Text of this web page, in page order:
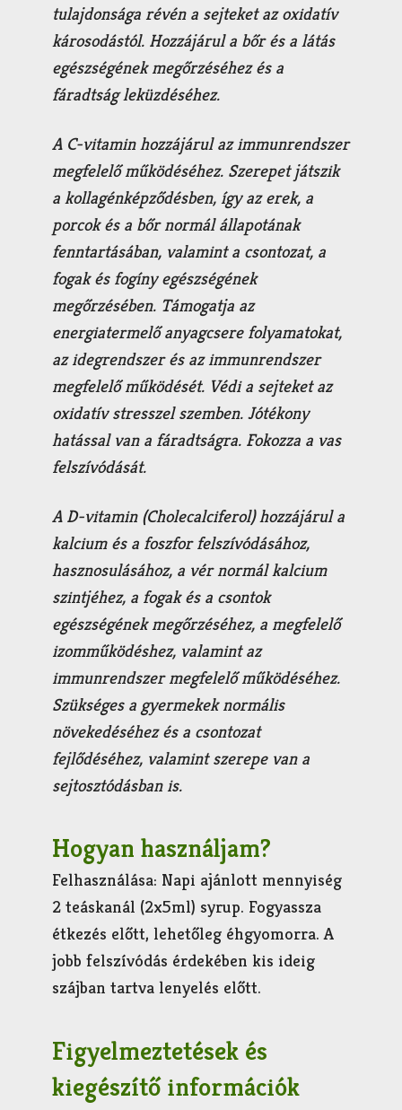
tulajdonsága révén a sejteket az oxidatív
károsodástól. Hozzájárul a bőr és a látás
egészségének megőrzéséhez és a
fáradtság leküzdéséhez.
A C-vitaminhozzájárul az immunrendszer
megfelelő működéséhez. Szerepet játszik
a kollagénképződésben, így az erek, a
porcok és a bőr normál állapotának
fenntartásában, valamint a csontozat, a
fogak és fogíny egészségének
megőrzésében. Támogatja az
energiatermelő anyagcsere folyamatokat,
az idegrendszer és az immunrendszer
megfelelő működését. Védi a sejteket az
oxidatív stresszel szemben. Jótékony
hatással van a fáradtságra. Fokozza a vas
felszívódását.
A D-vitamin (Cholecalciferol)hozzájárul a
kalcium és a foszfor felszívódásához,
hasznosulásához, a vér normál kalcium
szintjéhez, a fogak és a csontok
egészségének megőrzéséhez, a megfelelő
izomműködéshez, valamint az
immunrendszer megfelelő működéséhez.
Szükséges a gyermekek normális
növekedéséhez és a csontozat
fejlődéséhez, valamint szerepe van a
sejtosztódásban is.
Hogyan használjam?
Felhasználása: Napi ajánlott mennyiség
2 teáskanál (2x5ml) syrup. Fogyassza
étkezés előtt, lehetőleg éhgyomorra. A
jobb felszívódás érdekében kis ideig
szájban tartva lenyelés előtt.
Figyelmeztetések és
kiegészítő információk